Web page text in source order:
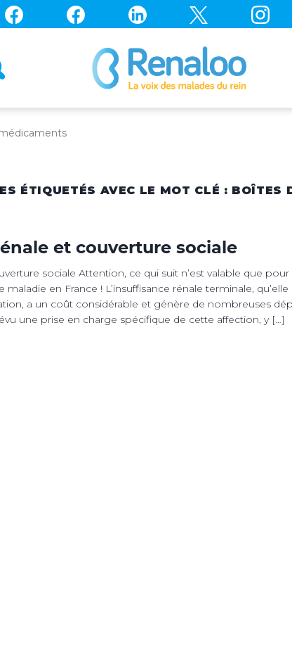
ÉTIQUETÉS AVEC LE MOT CLÉ : BOÎTES
et couverture sociale
sociale Attention, ce qui suit n’est valable que
maladie en France ! L’insuffisance rénale terminale,
a un coût considérable et génère de nombreuses
une prise en charge spécifique de cette affection, y […]